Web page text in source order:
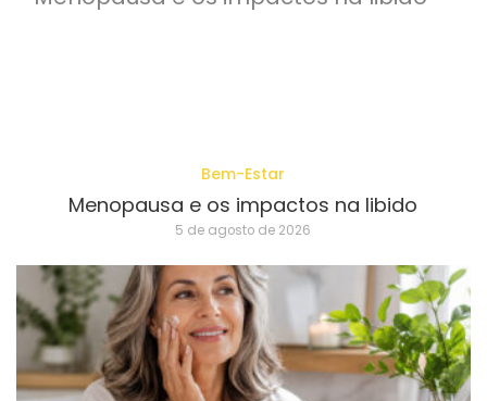
Bem-Estar
Menopausa e os impactos na libido
5 de agosto de 2026